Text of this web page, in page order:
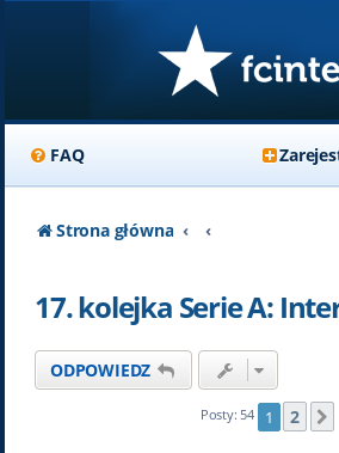
FAQ
Strona główna
17. kolejka Serie A:
ODPOWIEDZ
Posty: 54 1 2